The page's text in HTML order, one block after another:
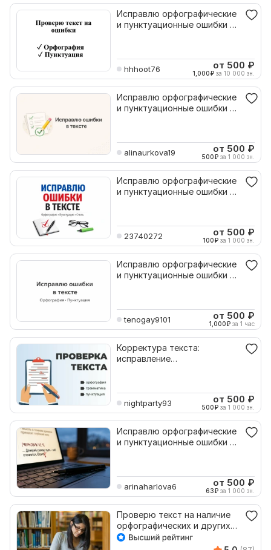
Исправлю орфографические
и пунктуационные ошибки в
hhhoot76 от 500 ₽
1,000₽ за 10 000 зн.
Исправлю орфографические
и пунктуационные ошибки в
alinaurkova19 от 500 ₽
500₽ за 1 000 зн.
Исправлю орфографические
и пунктуационные ошибки в
23740272 от 500 ₽
100₽ за 1 000 зн.
Исправлю орфографические
и пунктуационные ошибки в
tenogay9101 от 500 ₽
1,000₽ за 1 час
Корректура текста:
исправление
nightparty93 от 500 ₽
500₽ за 1 000 зн.
Исправлю орфографические
и пунктуационные ошибки в
arinaharlova6 от 500 ₽
63₽ за 1 000 зн.
Проверю текст на наличие
орфографических и других
ошибок и исправлю